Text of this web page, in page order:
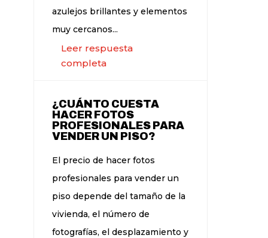
azulejos brillantes y elementos
muy cercanos...
Leer respuesta
completa
¿CUÁNTO CUESTA
HACER FOTOS
PROFESIONALES PARA
VENDER UN PISO?
El precio de hacer fotos
profesionales para vender un
piso depende del tamaño de la
vivienda, el número de
fotografías, el desplazamiento y